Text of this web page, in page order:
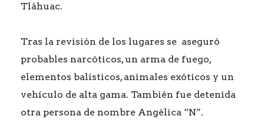
Tláhuac.
Tras la revisión de los lugares se aseguró
probables narcóticos, un arma de fuego,
elementos balísticos, animales exóticos y un
vehículo de alta gama. También fue detenida
otra persona de nombre Angélica “N”.